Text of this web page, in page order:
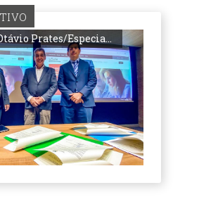
Prates/Especial PMPA